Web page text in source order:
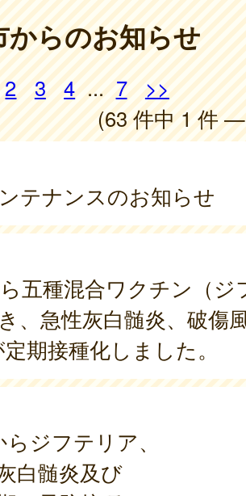
からのお知らせ
2 3 4 ... 7
>>
(63 件中 1 件
テナンスのお知らせ
五種混合ワクチン（ジ
、急性灰白髄炎、破傷
期接種化しました。
ジフテリア、
白髄炎及び